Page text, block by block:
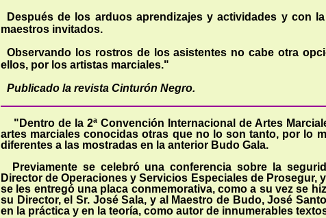
Después de los arduos aprendizajes y actividades y con
maestros invitados.
Observando los rostros de los asistentes no cabe otra
ellos, por los artistas marciales."
Publicado la revista Cinturón Negro.
"Dentro de la 2ª Convención Internacional de Artes
artes marciales conocidas otras que no lo son tanto, por lo
diferentes a las mostradas en la anterior Budo Gala.
Previamente se celebró una conferencia sobre la
Director de Operaciones y Servicios Especiales de
se les entregó una placa conmemorativa, como a su vez se
su Director, el Sr. José Sala, y al Maestro de Budo, José
en la práctica y en la teoría, como autor de innumerables